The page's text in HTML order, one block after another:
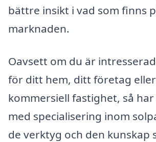
bättre insikt i vad som finns
marknaden.
Oavsett om du är
för ditt hem, ditt företag
kommersiell fastighet, så
med specialisering inom
de verktyg och den kunskap